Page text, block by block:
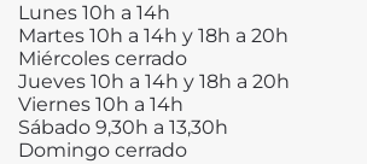
Lunes 10h a 14h
Martes 10h a 14h y 18h a 20h
Miércoles cerrado
Jueves 10h a 14h y 18h a 20h
Viernes 10h a 14h
Sábado 9,30h a 13,30h
Domingo cerrado